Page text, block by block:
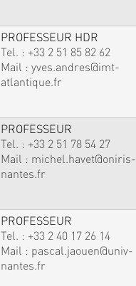
PROFESSEUR HDR
Tel. : +33 2 51 85 82 62
Mail : yves.andres@imt-
atlantique.fr
PROFESSEUR
Tel. : +33 2 51 78 54 27
Mail : michel.havet@oniris-
nantes.fr
PROFESSEUR
Tel. : +33 2 40 17 26 14
Mail : pascal.jaouen@univ-
nantes.fr